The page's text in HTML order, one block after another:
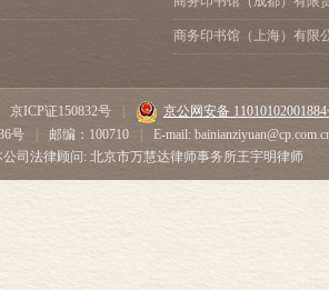
艺术的不可多
商务印书馆（上海）有限
京ICP证150832号
京公网安备
号
邮编：100710
E-mail:
公司法律顾问: 北京市万慧达律师事务所王宇明律师